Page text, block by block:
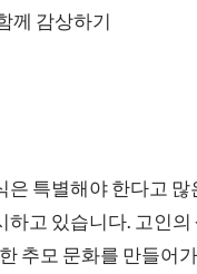
께 감상하기
특별해야 한다고
고 있습니다. 고인
추모 문화를 만들어